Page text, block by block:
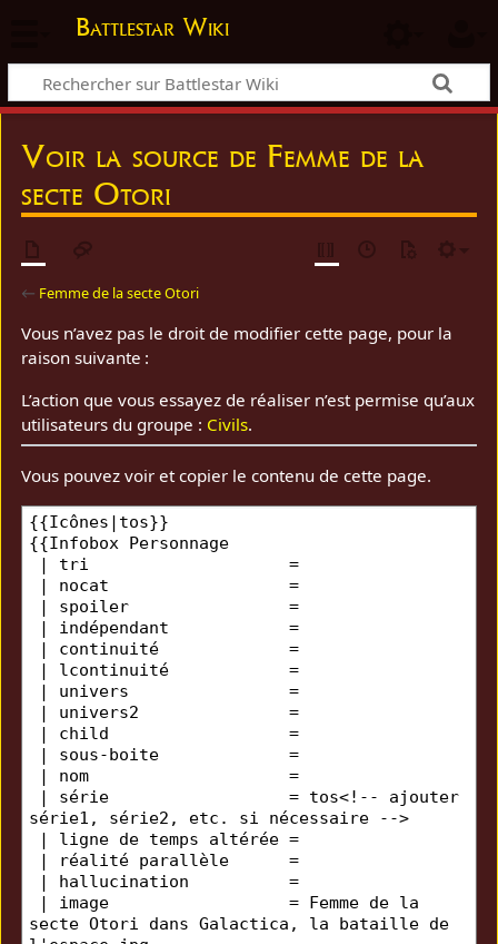
Battlestar Wiki
Voir la source de Femme de la
secte Otori
← Femme de la secte Otori
Vous n’avez pas le droit de modifier cette page, pour la
raison suivante :
L’action que vous essayez de réaliser n’est permise qu’aux
utilisateurs du groupe : Civils.
Vous pouvez voir et copier le contenu de cette page.